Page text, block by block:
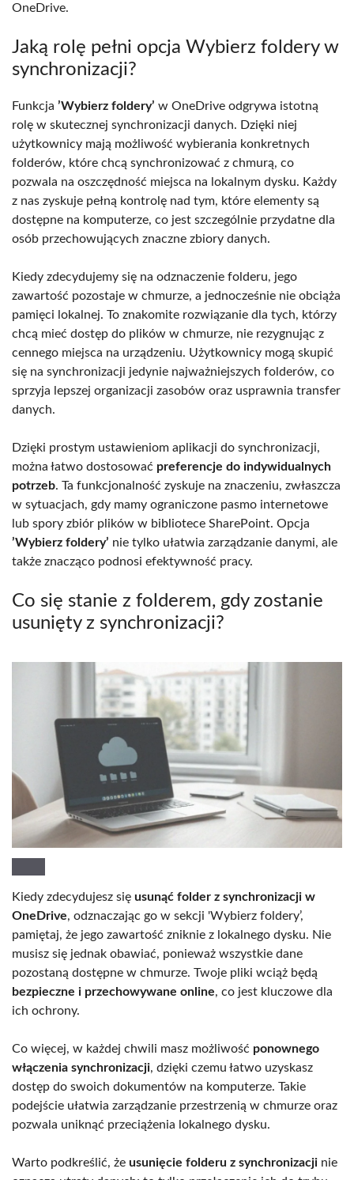
OneDrive.
Jaką rolę pełni opcja Wybierz foldery w
synchronizacji?
Funkcja ’Wybierz foldery’ w OneDrive odgrywa istotną
rolę w skutecznej synchronizacji danych. Dzięki niej
użytkownicy mają możliwość wybierania konkretnych
folderów, które chcą synchronizować z chmurą, co
pozwala na oszczędność miejsca na lokalnym dysku. Każdy
z nas zyskuje pełną kontrolę nad tym, które elementy są
dostępne na komputerze, co jest szczególnie przydatne dla
osób przechowujących znaczne zbiory danych.
Kiedy zdecydujemy się na odznaczenie folderu, jego
zawartość pozostaje w chmurze, a jednocześnie nie obciąża
pamięci lokalnej. To znakomite rozwiązanie dla tych, którzy
chcą mieć dostęp do plików w chmurze, nie rezygnując z
cennego miejsca na urządzeniu. Użytkownicy mogą skupić
się na synchronizacji jedynie najważniejszych folderów, co
sprzyja lepszej organizacji zasobów oraz usprawnia transfer
danych.
Dzięki prostym ustawieniom aplikacji do synchronizacji,
można łatwo dostosować preferencje do indywidualnych
potrzeb. Ta funkcjonalność zyskuje na znaczeniu, zwłaszcza
w sytuacjach, gdy mamy ograniczone pasmo internetowe
lub spory zbiór plików w bibliotece SharePoint. Opcja
’Wybierz foldery’ nie tylko ułatwia zarządzanie danymi, ale
także znacząco podnosi efektywność pracy.
Co się stanie z folderem, gdy zostanie
usunięty z synchronizacji?
Kiedy zdecydujesz się usunąć folder z synchronizacji w
OneDrive, odznaczając go w sekcji 'Wybierz foldery’,
pamiętaj, że jego zawartość zniknie z lokalnego dysku. Nie
musisz się jednak obawiać, ponieważ wszystkie dane
pozostaną dostępne w chmurze. Twoje pliki wciąż będą
bezpieczne i przechowywane online, co jest kluczowe dla
ich ochrony.
Co więcej, w każdej chwili masz możliwość ponownego
włączenia synchronizacji, dzięki czemu łatwo uzyskasz
dostęp do swoich dokumentów na komputerze. Takie
podejście ułatwia zarządzanie przestrzenią w chmurze oraz
pozwala uniknąć przeciążenia lokalnego dysku.
Warto podkreślić, że usunięcie folderu z synchronizacji nie